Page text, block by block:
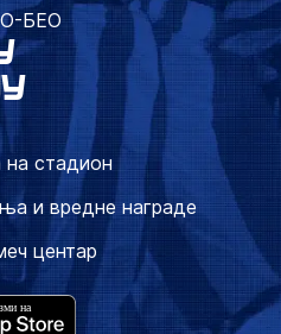
БЕО
на стадион
и вредне награде
центар